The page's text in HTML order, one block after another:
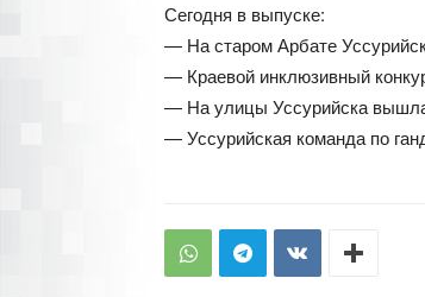
Сегодня в выпуске:
— На старом Арбате
— Краевой инклюзивный
— На улицы Уссурийска
— Уссурийская команда по